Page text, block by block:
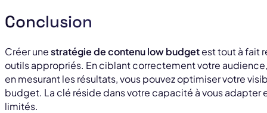
Conclusion
Créer unestratégie de contenu low budgetest tout à fait
outils appropriés. En ciblant correctement votre
en mesurant les résultats, vous pouvez optimiser votre
budget. La clé réside dans votre capacité à vous adapter
limités.